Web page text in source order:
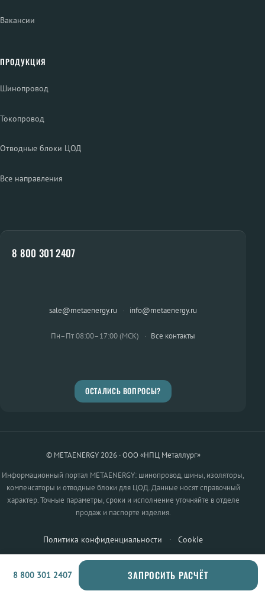
Вакансии
ПРОДУКЦИЯ
Шинопровод
Токопровод
Отводные блоки ЦОД
Все направления
8 800 301 2407
sale@metaenergy.ru · info@metaenergy.ru
Пн–Пт 08:00–17:00 (МСК) · Все контакты
ОСТАЛИСЬ ВОПРОСЫ?
© METAENERGY 2026 · ООО «НПЦ Металлург»
Информационный портал METAENERGY: шинопровод, шины, изоляторы,
компенсаторы и отводные блоки для ЦОД. Данные носят справочный
характер. Точные параметры, сроки и исполнение уточняйте в отделе
продаж и паспорте изделия.
Политика конфиденциальности · Cookie
8 800 301 2407 ЗАПРОСИТЬ РАСЧЁТ